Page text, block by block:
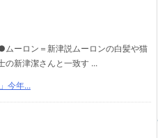
ーロン＝新津説ムーロンの白髪や猫
の新津潔さんと一致す ...
今年...